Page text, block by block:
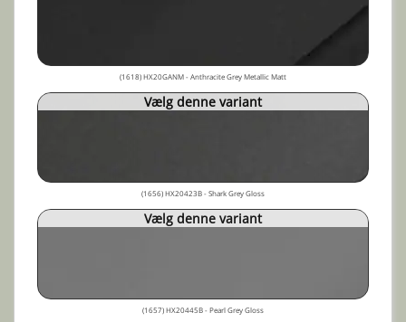
(1618) HX20GANM - Anthracite Grey Metallic Matt
Vælg denne variant
(1656) HX20423B - Shark Grey Gloss
Vælg denne variant
(1657) HX20445B - Pearl Grey Gloss